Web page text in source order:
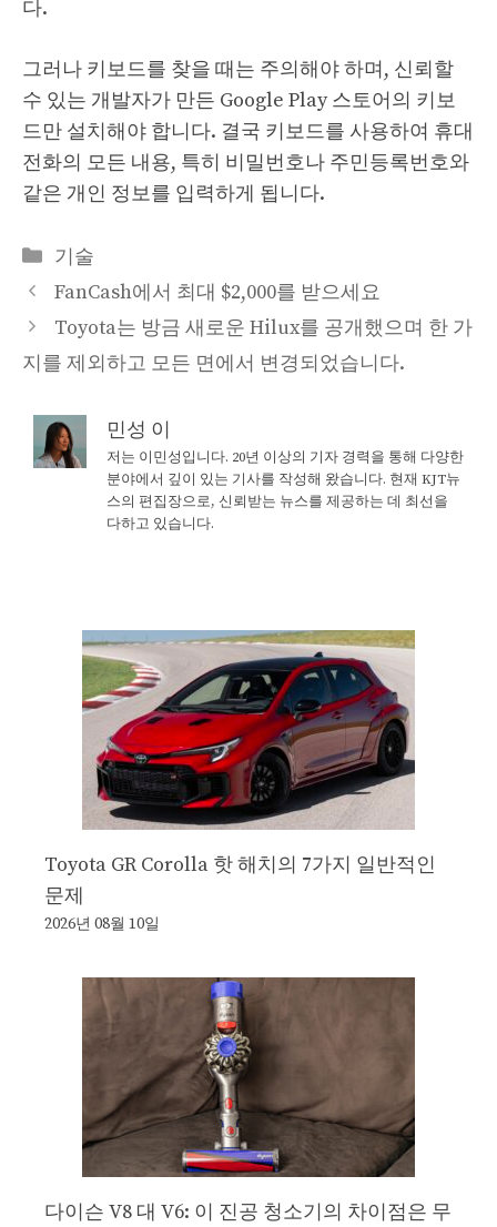
다.
그러나 키보드를 찾을 때는 주의해야 하며, 신뢰할
수 있는 개발자가 만든 Google Play 스토어의 키보
드만 설치해야 합니다. 결국 키보드를 사용하여 휴대
전화의 모든 내용, 특히 비밀번호나 주민등록번호와
같은 개인 정보를 입력하게 됩니다.
Categories
기술
FanCash에서 최대 $2,000를 받으세요
Toyota는 방금 새로운 Hilux를 공개했으며 한 가
지를 제외하고 모든 면에서 변경되었습니다.
민성 이
저는 이민성입니다. 20년 이상의 기자 경력을 통해 다양한
분야에서 깊이 있는 기사를 작성해 왔습니다. 현재 KJT뉴
스의 편집장으로, 신뢰받는 뉴스를 제공하는 데 최선을
다하고 있습니다.
Toyota GR Corolla 핫 해치의 7가지 일반적인
문제
2026년 08월 10일
다이슨 V8 대 V6: 이 진공 청소기의 차이점은 무